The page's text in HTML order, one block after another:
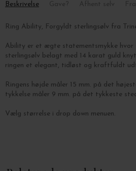
Beskrivelse
Ring Ability, Forgyldt sterlingsølv fra
Ability er et ægte statementsmykke
sterlingsølv belagt med 14 karat guld
ringen et elegant, tidløst og kraftfuldt
Ringens højde måler 15 mm. på det
tykkelse måler 9 mm. på det tykkeste
Vælg størrelse i drop down menuen.